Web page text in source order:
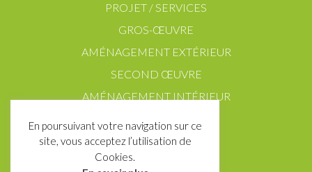
PROJET / SERVICES
GROS-ŒUVRE
AMÉNAGEMENT EXTÉRIEUR
SECOND ŒUVRE
AMÉNAGEMENT INTÉRIEUR
En poursuivant votre navigation sur ce
site, vous acceptez l’utilisation de
Cookies.